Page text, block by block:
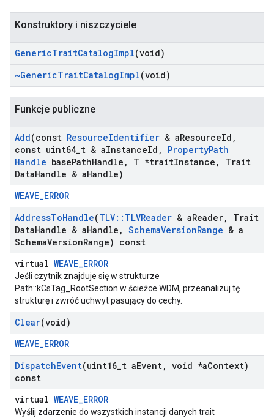
Konstruktory i niszczyciele
GenericTraitCatalogImpl(void)
~GenericTraitCatalogImpl(void)
Funkcje publiczne
Add(const ResourceIdentifier & aResourceId ,
const uint64 t & aInstanceId , PropertyPath
Handle basePathHandle , T *traitInstance ,
Trait
DataHandle & aHandle)
WEAVE_ERROR
AddressToHandle(TLV:: TLVReader & aReader,
Trait
DataHandle & aHandle , SchemaVersionRange & a
SchemaVersionRange) const
virtual WEAVE_ERROR
Jeśli czytnik znajduje się w strukturze
Path::kCsTag_RootSection w ścieżce WDM, przeanalizuj tę
strukturę i zwróć uchwyt pasujący do cechy.
Clear(void)
WEAVE_ERROR
DispatchEvent(uint16 t aEvent, void *aContext)
const
virtual WEAVE_ERROR
Wyślij zdarzenie do wszystkich instancji danych trait